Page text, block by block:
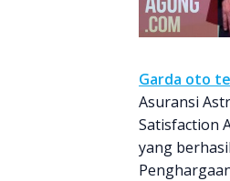
Garda oto
Asuransi
Satisfaction
yang